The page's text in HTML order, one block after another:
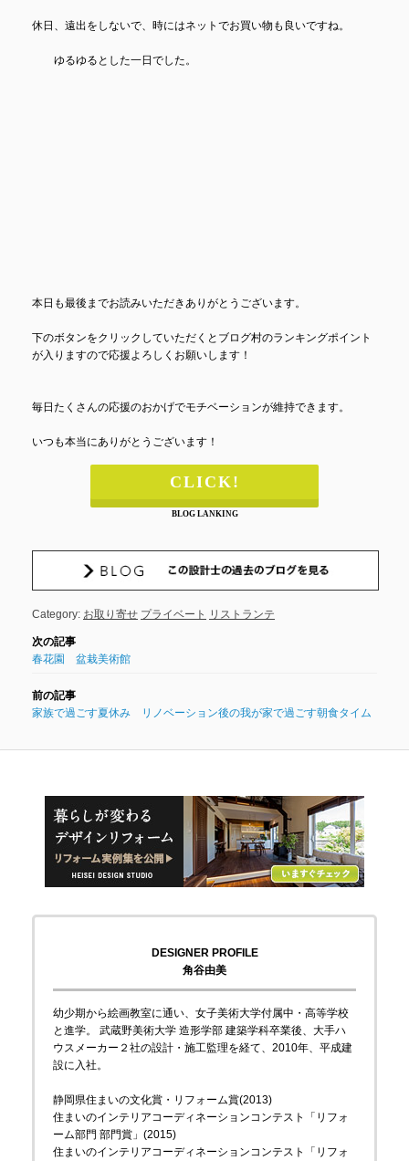
休日、遠出をしないで、時にはネットでお買い物も良いですね。
ゆるゆるとした一日でした。
本日も最後までお読みいただきありがとうございます。
下のボタンをクリックしていただくとブログ村のランキングポイント
が入りますので応援よろしくお願いします！
毎日たくさんの応援のおかげでモチベーションが維持できます。
いつも本当にありがとうございます！
CLICK!
BLOG LANKING
Category: お取り寄せ プライベート リストランテ
春花園 盆栽美術館
家族で過ごす夏休み リノベーション後の我が家で過ごす朝食タイム
DESIGNER PROFILE
角谷由美
幼少期から絵画教室に通い、女子美術大学付属中・高等学校
と進学。 武蔵野美術大学 造形学部 建築学科卒業後、大手ハ
ウスメーカー２社の設計・施工監理を経て、2010年、平成建
設に入社。
静岡県住まいの文化賞・リフォーム賞(2013)
住まいのインテリアコーディネーションコンテスト「リフォ
ーム部門 部門賞」(2015)
住まいのインテリアコーディネーションコンテスト「リフォ